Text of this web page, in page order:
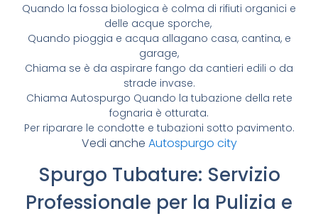
Quando la fossa biologica è colma di rifiuti organici e
delle acque sporche,
Quando pioggia e acqua allagano casa, cantina, e
garage,
Chiama se è da aspirare fango da cantieri edili o da
strade invase.
Chiama Autospurgo Quando la tubazione della rete
fognaria è otturata.
Per riparare le condotte e tubazioni sotto pavimento.
Vedi anche Autospurgo city
Spurgo Tubature: Servizio
Professionale per la Pulizia e